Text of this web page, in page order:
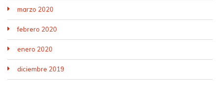
marzo 2020
febrero 2020
enero 2020
diciembre 2019